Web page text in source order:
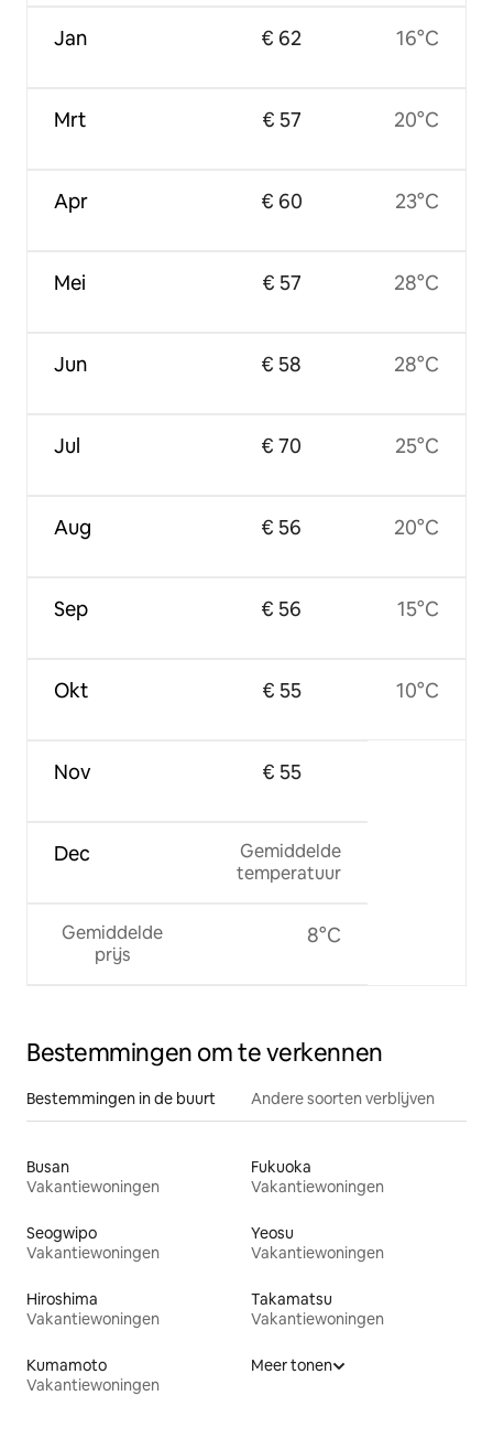
Jan
Mrt
Apr
Mei
Jun
Jul
Aug
Sep
Okt
Nov
Dec
Gemiddelde
prijs
€ 62
€ 57
€ 60
€ 57
€ 58
€ 70
€ 56
€ 56
€ 55
€ 55
Gemiddelde
temperatuur
8°C
16°C
20°C
23°C
28°C
28°C
25°C
20°C
15°C
10°C
Bestemmingen om te verkennen
Bestemmingen in de buurt Andere soorten verblijven
Busan
Vakantiewoningen
Fukuoka
Vakantiewoningen
Seogwipo
Vakantiewoningen
Yeosu
Vakantiewoningen
Hiroshima
Vakantiewoningen
Takamatsu
Vakantiewoningen
Kumamoto
Vakantiewoningen
Meer tonen